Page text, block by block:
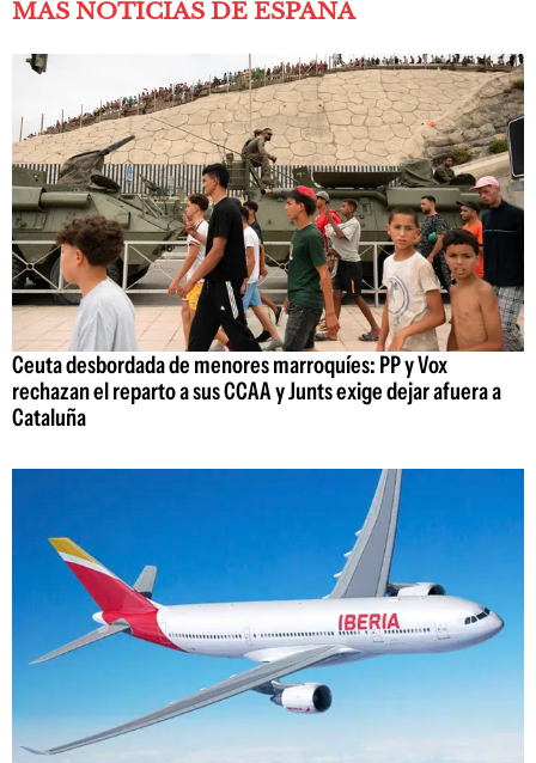
MÁS NOTICIAS DE ESPAÑA
Ceuta desbordada de menores marroquíes: PP y Vox
rechazan el reparto a sus CCAA y Junts exige dejar afuera a
Cataluña